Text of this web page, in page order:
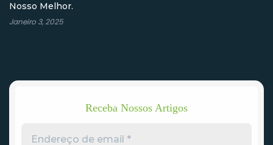
Nosso Melhor.
Janeiro 3, 2025
Receba Nossos Artigos
Endereço